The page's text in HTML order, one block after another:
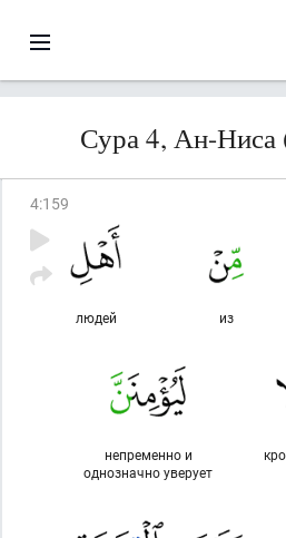
Сура 4, Ан-
4:159
из
людей
непременно и
однозначно уверует